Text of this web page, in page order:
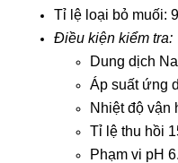
Tỉ lệ loại bỏ muối:
Điều kiện kiểm tra:
Dung dịch
Áp suất ứng
Nhiệt độ vận
Tỉ lệ thu hồi
Phạm vi pH